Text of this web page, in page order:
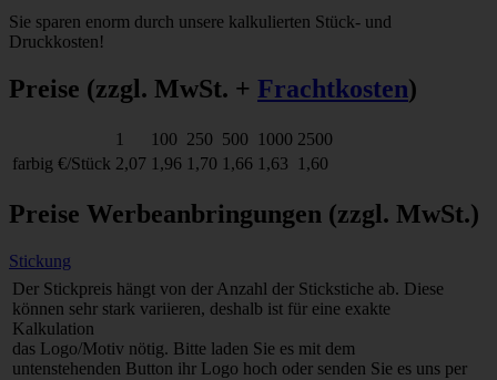
Sie sparen enorm durch unsere kalkulierten Stück- und
Druckkosten!
Preise (zzgl. MwSt. + Frachtkosten)
1 100 250 500 1000 2500
farbig €/Stück 2,07 1,96 1,70 1,66 1,63 1,60
Preise Werbeanbringungen (zzgl. MwSt.)
Stickung
Der Stickpreis hängt von der Anzahl der Stickstiche ab. Diese
können sehr stark variieren, deshalb ist für eine exakte
Kalkulation
das Logo/Motiv nötig. Bitte laden Sie es mit dem
untenstehenden Button ihr Logo hoch oder senden Sie es uns per